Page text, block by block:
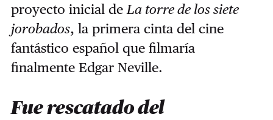
proyecto inicial de La torre de los siete
jorobados, la primera cinta del cine
fantástico español que filmaría
finalmente Edgar Neville.
Fue rescatado del